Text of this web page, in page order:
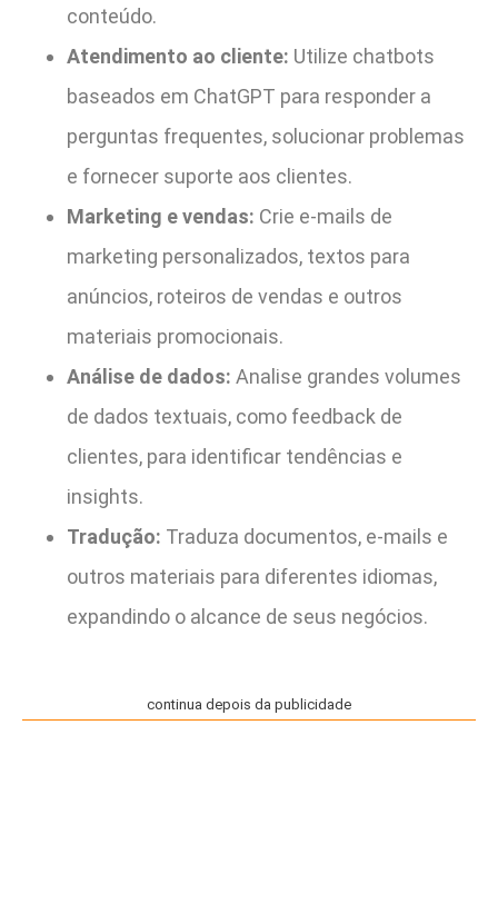
conteúdo.
Atendimento ao cliente: Utilize chatbots
baseados em ChatGPT para responder a
perguntas frequentes, solucionar problemas
e fornecer suporte aos clientes.
Marketing e vendas: Crie e-mails de
marketing personalizados, textos para
anúncios, roteiros de vendas e outros
materiais promocionais.
Análise de dados: Analise grandes volumes
de dados textuais, como feedback de
clientes, para identificar tendências e
insights.
Tradução: Traduza documentos, e-mails e
outros materiais para diferentes idiomas,
expandindo o alcance de seus negócios.
continua depois da publicidade